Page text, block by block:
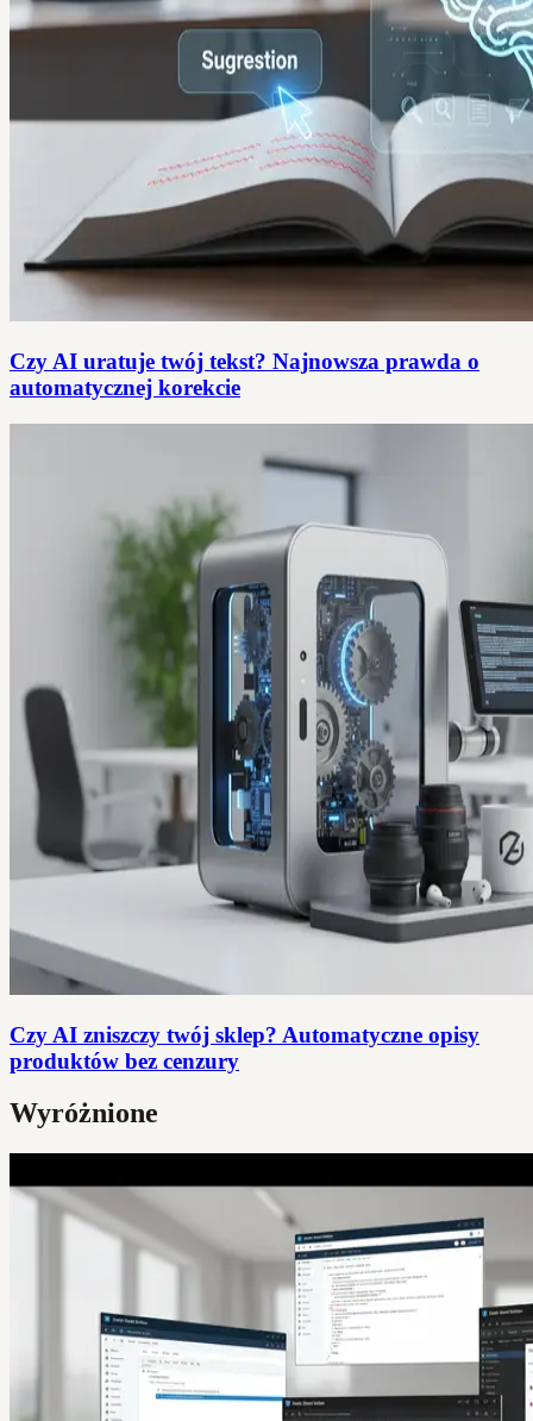
Czy AI uratuje twój tekst? Najnowsza prawda o
automatycznej korekcie
Czy AI zniszczy twój sklep? Automatyczne opisy
produktów bez cenzury
Wyróżnione